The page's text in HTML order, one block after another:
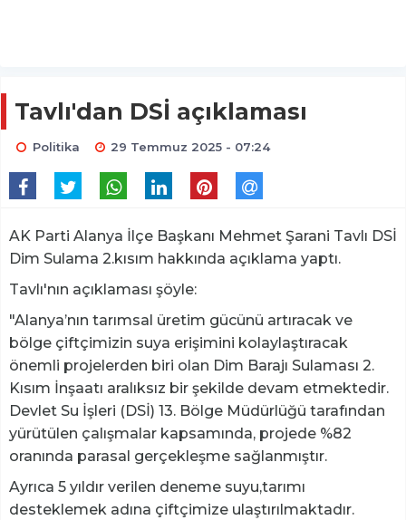
Tavlı'dan DSİ açıklaması
Politika 29 Temmuz 2025 - 07:24
AK Parti Alanya İlçe Başkanı Mehmet Şarani Tavlı DSİ
Dim Sulama 2.kısım hakkında açıklama yaptı.
Tavlı'nın açıklaması şöyle:
"Alanya’nın tarımsal üretim gücünü artıracak ve
bölge çiftçimizin suya erişimini kolaylaştıracak
önemli projelerden biri olan Dim Barajı Sulaması 2.
Kısım İnşaatı aralıksız bir şekilde devam etmektedir.
Devlet Su İşleri (DSİ) 13. Bölge Müdürlüğü tarafından
yürütülen çalışmalar kapsamında, projede %82
oranında parasal gerçekleşme sağlanmıştır.
Ayrıca 5 yıldır verilen deneme suyu,tarımı
desteklemek adına çiftçimize ulaştırılmaktadır.